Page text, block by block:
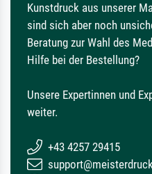
Kunstdruck aus unserer
sind sich aber noch
Beratung zur Wahl des
Hilfe bei der Bestellung?
Unsere Expertinnen und
weiter.
+43 4257 29415